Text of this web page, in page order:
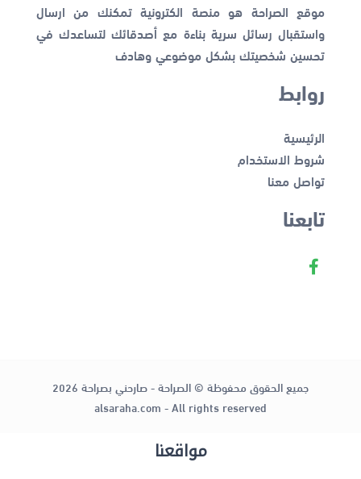
موقع الصراحة هو منصة الكترونية تمكنك من ارسال
واستقبال رسائل سرية بناءة مع أصدقائك لتساعدك في
تحسين شخصيتك بشكل موضوعي وهادف
روابط
الرئيسية
شروط الاستخدام
تواصل معنا
تابعنا
جميع الحقوق محفوظة © الصراحة - صارحني بصراحة 2026
alsaraha.com - All rights reserved